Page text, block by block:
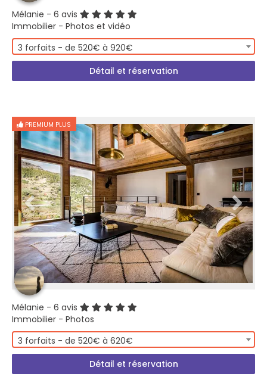
Mélanie - 6 avis
Immobilier - Photos et vidéo
3 forfaits - de 520€ à 920€
Détail et réservation
PREMIUM PLUS
Mélanie - 6 avis
Immobilier - Photos
3 forfaits - de 520€ à 620€
Détail et réservation